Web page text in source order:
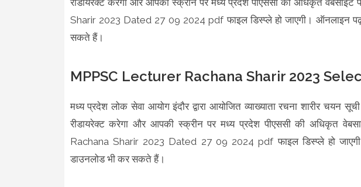
Sharir 2023 Dated 27 09 2024 pdf फाइल डिस्प्ले हो जाएगी। ऑनलाइन
सकते हैं।
MPPSC Lecturer Rachana Sharir 2023
मध्य प्रदेश लोक सेवा आयोग इंदौर द्वारा आयोजित व्याख्याता रचना शारीर चयन
रीडायरेक्ट करेगा और आपकी स्क्रीन पर मध्य प्रदेश पीएससी की अधिकृत
Rachana Sharir 2023 Dated 27 09 2024 pdf फाइल डिस्प्ले हो
डाउनलोड भी कर सकते हैं।